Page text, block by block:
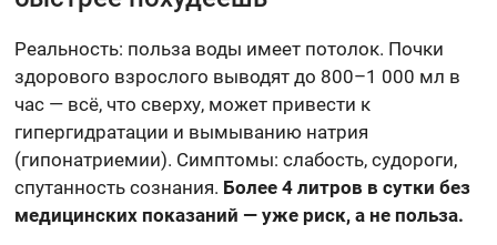
Реальность: польза воды имеет потолок. Почки
здорового взрослого выводят до 800–1 000 мл в
час — всё, что сверху, может привести к
гипергидратации и вымыванию натрия
(гипонатриемии). Симптомы: слабость, судороги,
спутанность сознания. Более 4 литров в сутки без
медицинских показаний — уже риск, а не польза.